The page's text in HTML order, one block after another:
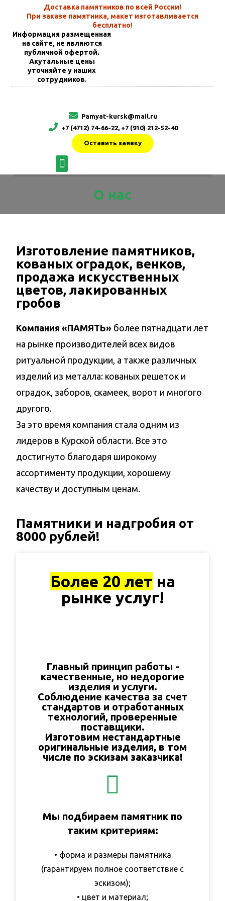
Доставка памятников по всей России!
При заказе памятника, макет изготавливается
бесплатно!
Информация размещенная
на сайте, не являются
публичной офертой.
Акутальные цены
уточняйте у наших
сотрудников.
Pamyat-kursk@mail.ru
+7 (4712) 74-66-22, +7 (910) 212-52-40
Оставить заявку
О нас
Изготовление памятников,
кованых оградок, венков,
продажа искусственных
цветов, лакированных
гробов
Компания «ПАМЯТЬ» более пятнадцати лет
на рынке производителей всех видов
ритуальной продукции, а также различных
изделий из металла: кованых решеток и
оградок, заборов, скамеек, ворот и многого
другого.
За это время компания стала одним из
лидеров в Курской области. Все это
достигнуто благодаря широкому
ассортименту продукции, хорошему
качеству и доступным ценам.
Памятники и надгробия от
8000 рублей!
Более 20 лет на
рынке услуг!
Главный принцип работы -
качественные, но недорогие
изделия и услуги.
Соблюдение качества за счет
стандартов и отработанных
технологий, проверенные
поставщики.
Изготовим нестандартные
оригинальные изделия, в том
числе по эскизам заказчика!
Мы подбираем памятник по
таким критериям:
• форма и размеры памятника
(гарантируем полное соответствие с
эскизом);
• цвет и материал;